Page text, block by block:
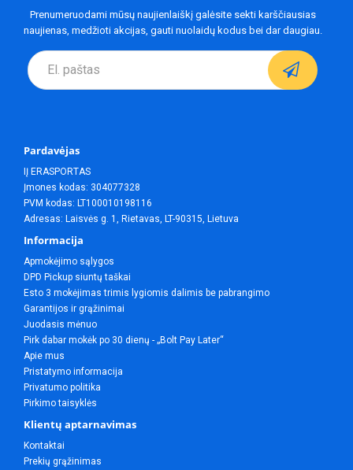
Prenumeruodami mūsų naujienlaiškį galėsite sekti karščiausias
naujienas, medžioti akcijas, gauti nuolaidų kodus bei dar daugiau.
Pardavėjas
IĮ ERASPORTAS
Įmones kodas: 304077328
PVM kodas: LT100010198116
Adresas: Laisvės g. 1, Rietavas, LT-90315, Lietuva
Informacija
Apmokėjimo sąlygos
DPD Pickup siuntų taškai
Esto 3 mokėjimas trimis lygiomis dalimis be pabrangimo
Garantijos ir grąžinimai
Juodasis mėnuo
Pirk dabar mokėk po 30 dienų - „Bolt Pay Later“
Apie mus
Pristatymo informacija
Privatumo politika
Pirkimo taisyklės
Klientų aptarnavimas
Kontaktai
Prekių grąžinimas